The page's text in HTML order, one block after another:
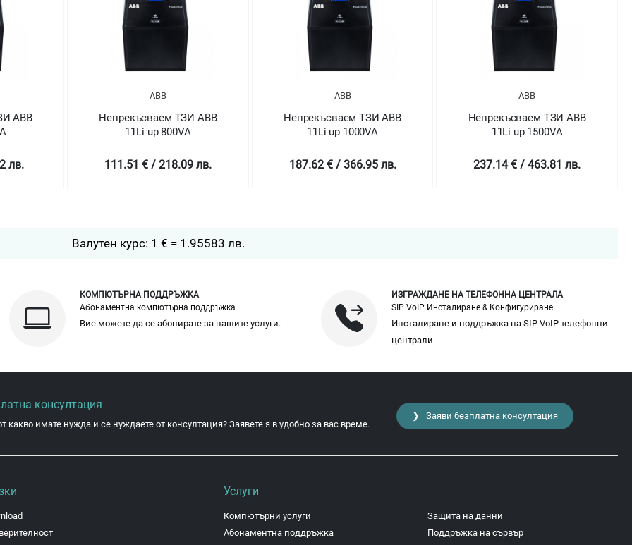
ABB
лв.
ABB
Непрекъсваем ТЗИ ABB
11Li up 800VA
111.51 € / 218.09 лв.
ABB
Непрекъсваем ТЗИ ABB
11Li up 1000VA
187.62 € / 366.95 лв.
ABB
Непрекъсваем ТЗИ ABB
11Li up 1500VA
237.14 € / 463.81 лв.
Валутен курс: 1 € = 1.95583 лв.
КОМПЮТЪРНА ПОДДРЪЖКА
Абонаментна компютърна поддръжка
Вие можете да се абонирате за нашите услуги.
ИЗГРАЖДАНЕ НА ТЕЛЕФОННА ЦЕНТРАЛА
SIP VoIP Инсталиране & Конфигуриране
Инсталиране и поддръжка на SIP VoIP телефонни
централи.
консултация
какво имате нужда и се нуждаете от консултация? Заявете я в удобно за вас време.
❯ Заяви безплатна консултация
Услуги
Компютърни услуги
Абонаментна поддръжка
Защита на данни
Поддръжка на сървър